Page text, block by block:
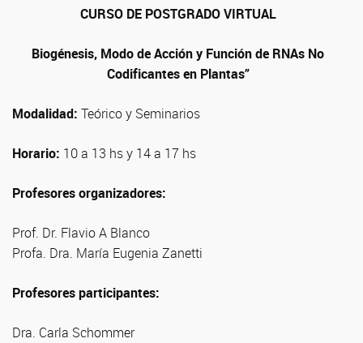
CURSO DE POSTGRADO VIRTUAL
Biogénesis, Modo de Acción y Función de RNAs No
Codificantes en Plantas”
Modalidad: Teórico y Seminarios
Horario: 10 a 13 hs y 14 a 17 hs
Profesores organizadores:
Prof. Dr. Flavio A Blanco
Profa. Dra. María Eugenia Zanetti
Profesores participantes:
Dra. Carla Schommer